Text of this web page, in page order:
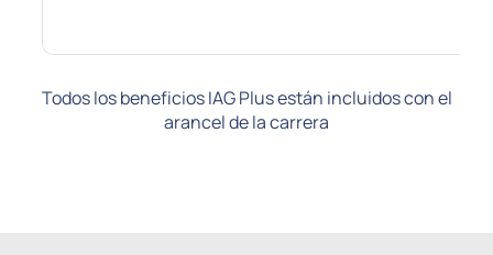
Todos los beneficios IAG Plus están incluidos con el
arancel de la carrera